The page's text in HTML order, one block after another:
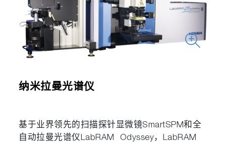
纳米拉曼光谱仪
基于业界领先的扫描探针显微镜SmartSPM和全
自动拉曼光谱仪LabRAM Odyssey，LabRAM